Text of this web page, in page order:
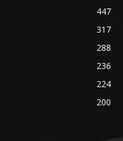
447
317
288
236
224
200